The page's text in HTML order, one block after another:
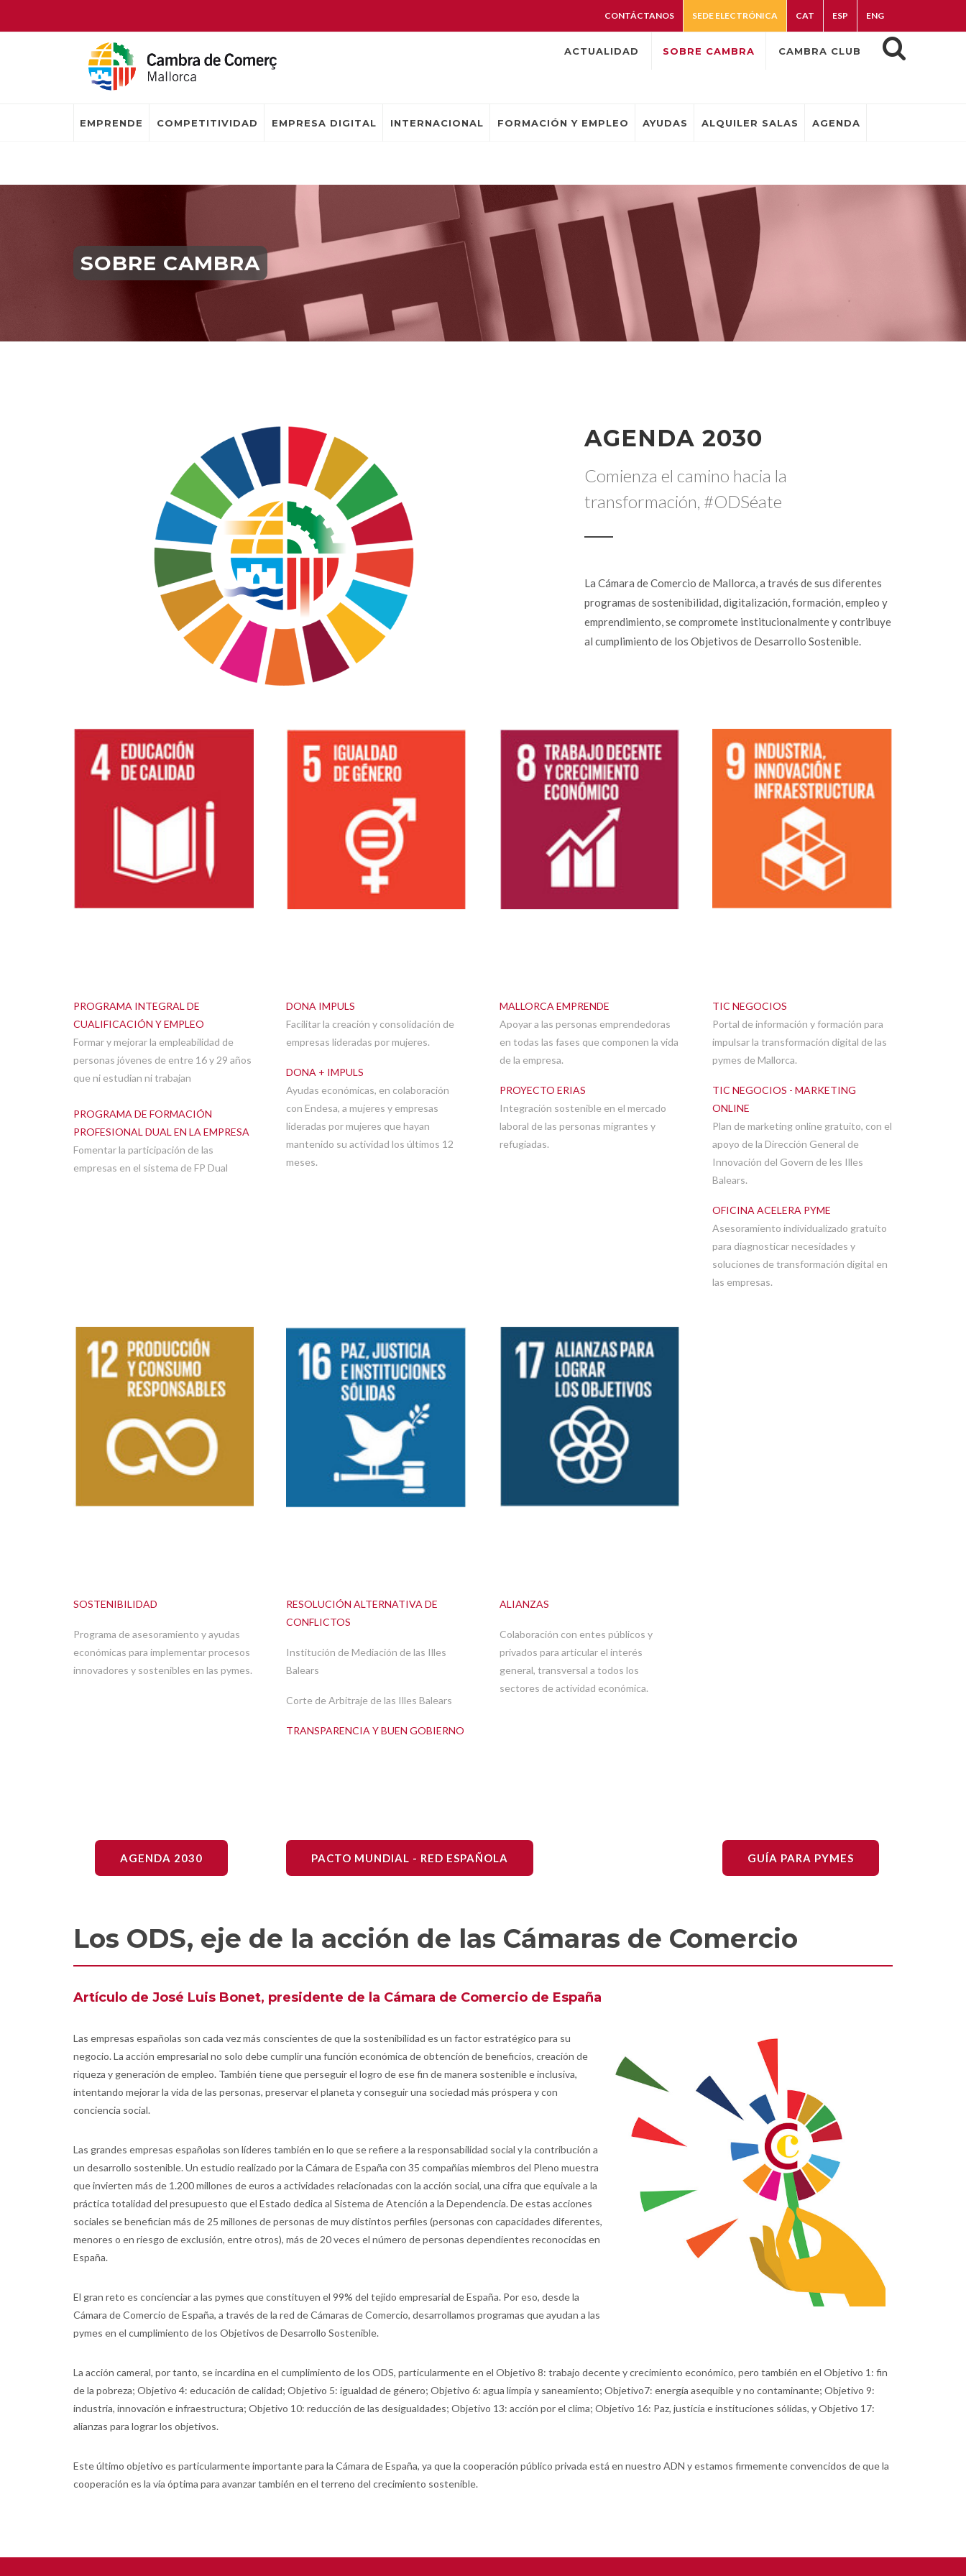
CONTÁCTANOS SEDE ELECTRÓNICA CAT ESP ENG
ACTUALIDAD SOBRE CAMBRA CAMBRA CLUB
EMPRENDE COMPETITIVIDAD EMPRESA DIGITAL INTERNACIONAL FORMACIÓN Y EMPLEO AYUDAS ALQUILER SALAS AGENDA
SOBRE CAMBRA
AGENDA 2030
Comienza el camino hacia la
transformación, #ODSéate
La Cámara de Comercio de Mallorca, a través de sus diferentes
programas de sostenibilidad, digitalización, formación, empleo y
emprendimiento, se compromete institucionalmente y contribuye
al cumplimiento de los Objetivos de Desarrollo Sostenible.
PROGRAMA INTEGRAL DE
CUALIFICACIÓN Y EMPLEO
Formar y mejorar la empleabilidad de
personas jóvenes de entre 16 y 29 años
que ni estudian ni trabajan
PROGRAMA DE FORMACIÓN
PROFESIONAL DUAL EN LA EMPRESA
Fomentar la participación de las
empresas en el sistema de FP Dual
DONA IMPULS
Facilitar la creación y consolidación de
empresas lideradas por mujeres.
DONA + IMPULS
Ayudas económicas, en colaboración
con Endesa, a mujeres y empresas
lideradas por mujeres que hayan
mantenido su actividad los últimos 12
meses.
MALLORCA EMPRENDE
Apoyar a las personas emprendedoras
en todas las fases que componen la vida
de la empresa.
PROYECTO ERIAS
Integración sostenible en el mercado
laboral de las personas migrantes y
refugiadas.
TIC NEGOCIOS
Portal de información y formación para
impulsar la transformación digital de las
pymes de Mallorca.
TIC NEGOCIOS - MARKETING
ONLINE
Plan de marketing online gratuito, con el
apoyo de la Dirección General de
Innovación del Govern de les Illes
Balears.
OFICINA ACELERA PYME
Asesoramiento individualizado gratuito
para diagnosticar necesidades y
soluciones de transformación digital en
las empresas.
SOSTENIBILIDAD
Programa de asesoramiento y ayudas
económicas para implementar procesos
innovadores y sostenibles en las pymes.
RESOLUCIÓN ALTERNATIVA DE
CONFLICTOS
Institución de Mediación de las Illes
Balears
Corte de Arbitraje de las Illes Balears
TRANSPARENCIA Y BUEN GOBIERNO
ALIANZAS
Colaboración con entes públicos y
privados para articular el interés
general, transversal a todos los
sectores de actividad económica.
AGENDA 2030 PACTO MUNDIAL - RED ESPAÑOLA GUÍA PARA PYMES
Los ODS, eje de la acción de las Cámaras de Comercio
Artículo de José Luis Bonet, presidente de la Cámara de Comercio de España
Las empresas españolas son cada vez más conscientes de que la sostenibilidad es un factor estratégico para su
negocio. La acción empresarial no solo debe cumplir una función económica de obtención de beneficios, creación de
riqueza y generación de empleo. También tiene que perseguir el logro de ese fin de manera sostenible e inclusiva,
intentando mejorar la vida de las personas, preservar el planeta y conseguir una sociedad más próspera y con
conciencia social.
Las grandes empresas españolas son líderes también en lo que se refiere a la responsabilidad social y la contribución a
un desarrollo sostenible. Un estudio realizado por la Cámara de España con 35 compañías miembros del Pleno muestra
que invierten más de 1.200 millones de euros a actividades relacionadas con la acción social, una cifra que equivale a la
práctica totalidad del presupuesto que el Estado dedica al Sistema de Atención a la Dependencia. De estas acciones
sociales se benefician más de 25 millones de personas de muy distintos perfiles (personas con capacidades diferentes,
menores o en riesgo de exclusión, entre otros), más de 20 veces el número de personas dependientes reconocidas en
España.
El gran reto es concienciar a las pymes que constituyen el 99% del tejido empresarial de España. Por eso, desde la
Cámara de Comercio de España, a través de la red de Cámaras de Comercio, desarrollamos programas que ayudan a las
pymes en el cumplimiento de los Objetivos de Desarrollo Sostenible.
La acción cameral, por tanto, se incardina en el cumplimiento de los ODS, particularmente en el Objetivo 8: trabajo decente y crecimiento económico, pero también en el Objetivo 1: fin
de la pobreza; Objetivo 4: educación de calidad; Objetivo 5: igualdad de género; Objetivo 6: agua limpia y saneamiento; Objetivo7: energía asequible y no contaminante; Objetivo 9:
industria, innovación e infraestructura; Objetivo 10: reducción de las desigualdades; Objetivo 13: acción por el clima; Objetivo 16: Paz, justicia e instituciones sólidas, y Objetivo 17:
alianzas para lograr los objetivos.
Este último objetivo es particularmente importante para la Cámara de España, ya que la cooperación público privada está en nuestro ADN y estamos firmemente convencidos de que la
cooperación es la vía óptima para avanzar también en el terreno del crecimiento sostenible.